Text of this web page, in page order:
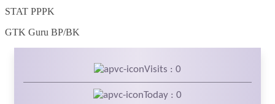
STAT PPPK
GTK Guru BP/BK
Visits : 0
Today : 0